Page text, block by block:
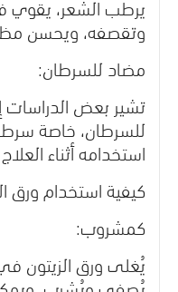
يرطب الشعر، يقوي
وتقصفه، ويحسن
مضاد للسرطان:
تشير بعض
للسرطان، خاصة
استخدامه أثناء
كيفية استخدام ورق
كمشروب:
يُغلى ورق الزيتون